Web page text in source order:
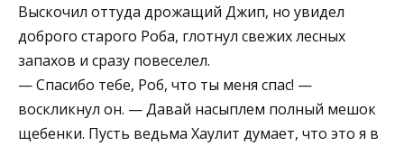
Выскочил оттуда дрожащий Джип, но увидел
доброго старого Роба, глотнул свежих лесных
запахов и сразу повеселел.
— Спасибо тебе, Роб, что ты меня спас! —
воскликнул он. — Давай насыплем полный мешок
щебенки. Пусть ведьма Хаулит думает, что это я в